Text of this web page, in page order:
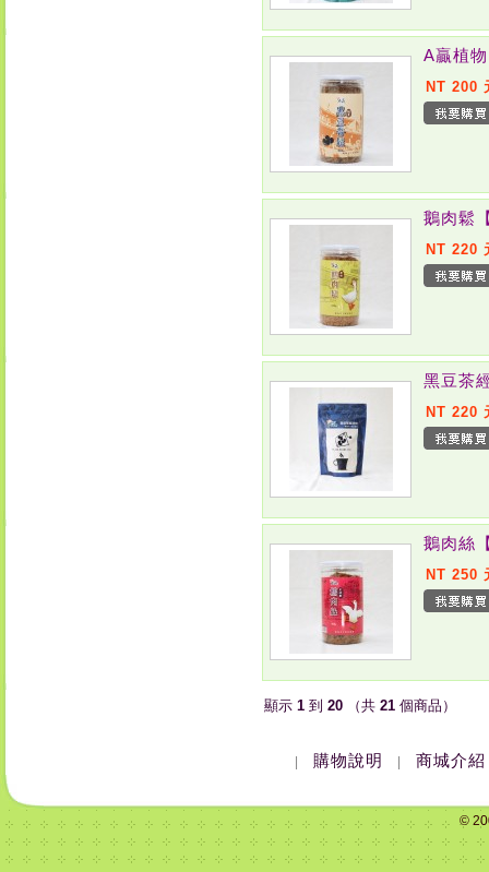
A贏植
NT 200
鵝肉鬆
NT 220
黑豆茶
NT 220
鵝肉絲
NT 250
顯示 1 到 20 （共 21 個商品）
購物說明 商城介紹
©